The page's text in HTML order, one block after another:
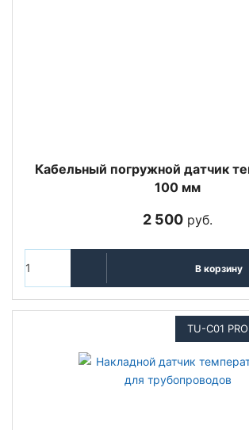
Кабельный погружной датчик
100 мм
2 500 руб.
В корзину
TU-C01